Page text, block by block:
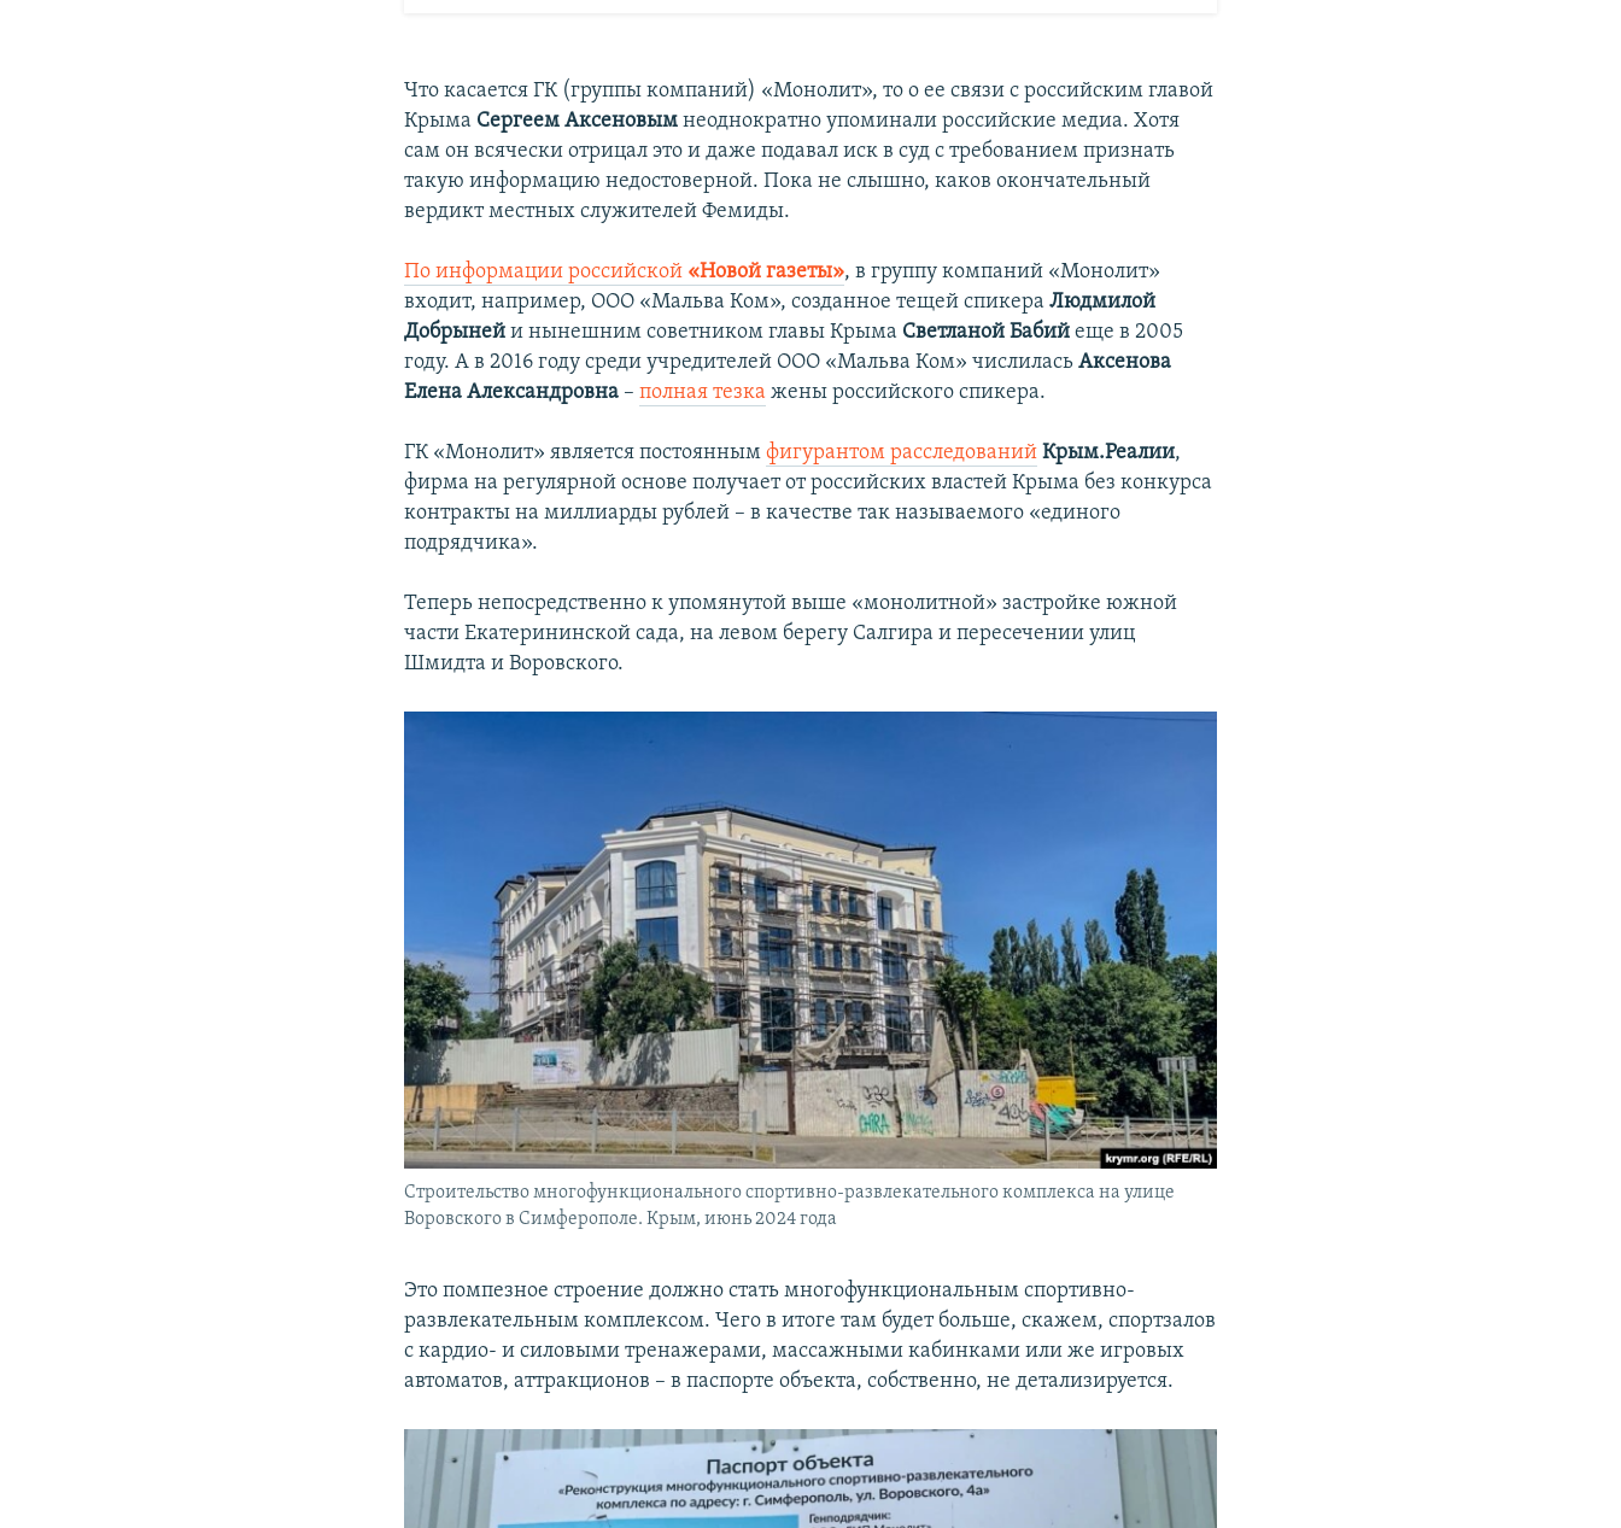
Что касается ГК (группы компаний) «Монолит», то о ее связи с российским главой
Крыма Сергеем Аксеновым неоднократно упоминали российские медиа. Хотя
сам он всячески отрицал это и даже подавал иск в суд с требованием признать
такую информацию недостоверной. Пока не слышно, каков окончательный
вердикт местных служителей Фемиды.
По информации российской «Новой газеты», в группу компаний «Монолит»
входит, например, ООО «Мальва Ком», созданное тещей спикера Людмилой
Добрыней и нынешним советником главы Крыма Светланой Бабий еще в 2005
году. А в 2016 году среди учредителей ООО «Мальва Ком» числилась Аксенова
Елена Александровна –полная тезка жены российского спикера.
ГК «Монолит» является постояннымфигурантом расследований Крым.Реалии,
фирма на регулярной основе получает от российских властей Крыма без конкурса
контракты на миллиарды рублей – в качестве так называемого «единого
подрядчика».
Теперь непосредственно к упомянутой выше «монолитной» застройке южной
части Екатерининской сада, на левом берегу Салгира и пересечении улиц
Шмидта и Воровского.
Строительство многофункционального спортивно-развлекательного комплекса на улице
Воровского в Симферополе. Крым, июнь 2024 года
Это помпезное строение должно стать многофункциональным спортивно-
развлекательным комплексом. Чего в итоге там будет больше, скажем, спортзалов
с кардио- и силовыми тренажерами, массажными кабинками или же игровых
автоматов, аттракционов – в паспорте объекта, собственно, не детализируется.